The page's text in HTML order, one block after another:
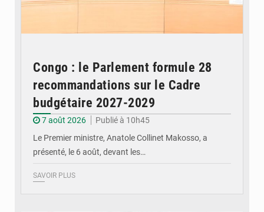
Congo : le Parlement formule 28
recommandations sur le Cadre
budgétaire 2027-2029
7 août 2026
Publié à 10h45
Le Premier ministre, Anatole Collinet Makosso, a
présenté, le 6 août, devant les…
SAVOIR PLUS